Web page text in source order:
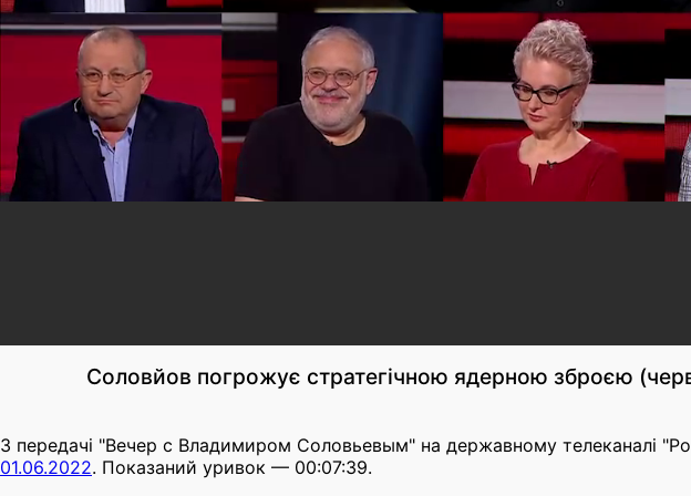
Соловйов погрожує стратегічною ядерною зброєю
З передачі "Вечер с Владимиром Соловьевым" на державному телеканалі
01.06.2022. Показаний уривок — 00:07:39.